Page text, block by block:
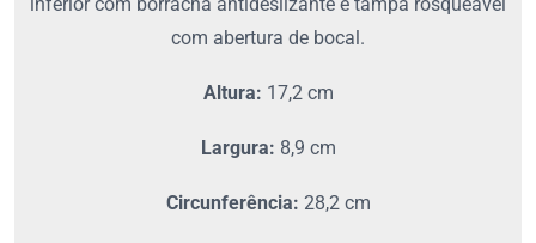
com abertura de bocal.
Altura: 17,2 cm
Largura: 8,9 cm
Circunferência: 28,2 cm